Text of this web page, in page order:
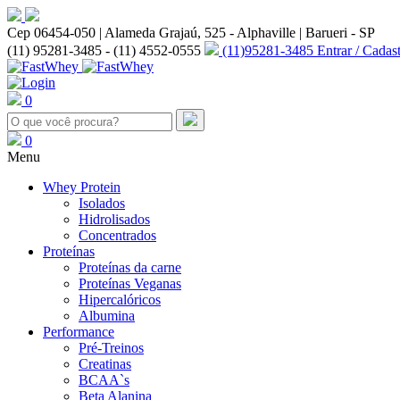
Cep 06454-050 | Alameda Grajaú, 525 - Alphaville | Barueri - SP
(11) 95281-3485 - (11) 4552-0555
(11)95281-3485 Entrar /
0
0
Menu
Whey Protein
Isolados
Hidrolisados
Concentrados
Proteínas
Proteínas da carne
Proteínas Veganas
Hipercalóricos
Albumina
Performance
Pré-Treinos
Creatinas
BCAA`s
Beta Alanina